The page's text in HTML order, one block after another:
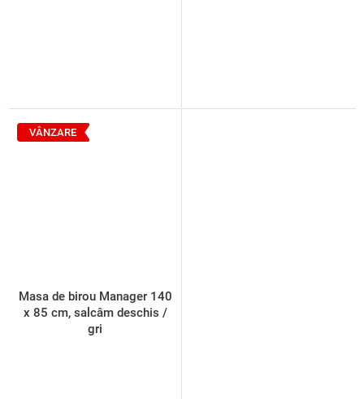
VÂNZARE
Masa de birou Manager 140
x 85 cm, salcâm deschis /
gri